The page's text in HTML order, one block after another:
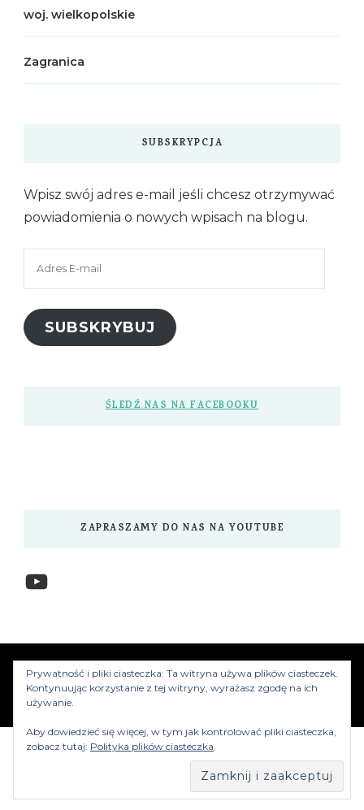
woj. wielkopolskie
Zagranica
SUBSKRYPCJA
Wpisz swój adres e-mail jeśli chcesz otrzymywać
powiadomienia o nowych wpisach na blogu.
SUBSKRYBUJ
ŚLEDŹ NAS NA FACEBOOKU
ZAPRASZAMY DO NAS NA YOUTUBE
YouTube
www.myzwiedzamy.pl Vilva | Stworzony przez
Blossom Themes.Silnik:WordPress
Prywatność i pliki ciasteczka: Ta witryna używa plików ciasteczek.
Kontynuując korzystanie z tej witryny, wyrażasz zgodę na ich
używanie.
Aby dowiedzieć się więcej, w tym jak kontrolować pliki ciasteczka,
zobacz tutaj: Polityka plików ciasteczka